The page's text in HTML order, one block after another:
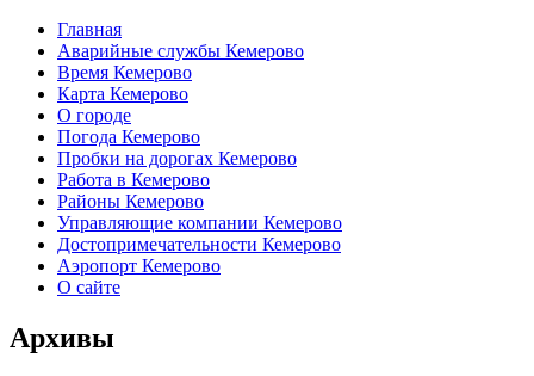
Главная
Аварийные службы Кемерово
Время Кемерово
Карта Кемерово
О городе
Погода Кемерово
Пробки на дорогах Кемерово
Работа в Кемерово
Районы Кемерово
Управляющие компании Кемерово
Достопримечательности Кемерово
Аэропорт Кемерово
О сайте
Архивы